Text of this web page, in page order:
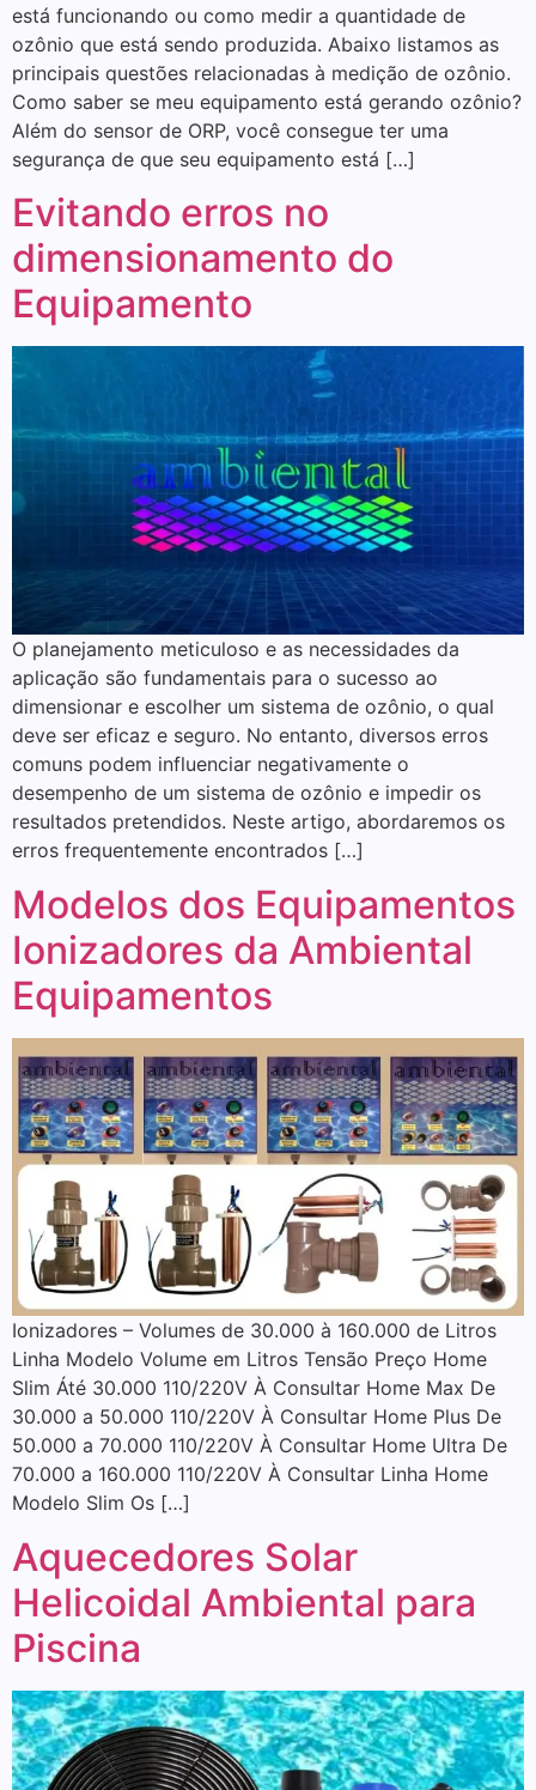
está funcionando ou como medir a quantidade de
ozônio que está sendo produzida. Abaixo listamos as
principais questões relacionadas à medição de ozônio.
Como saber se meu equipamento está gerando ozônio?
Além do sensor de ORP, você consegue ter uma
segurança de que seu equipamento está […]
Evitando erros no
dimensionamento do
Equipamento
O planejamento meticuloso e as necessidades da
aplicação são fundamentais para o sucesso ao
dimensionar e escolher um sistema de ozônio, o qual
deve ser eficaz e seguro. No entanto, diversos erros
comuns podem influenciar negativamente o
desempenho de um sistema de ozônio e impedir os
resultados pretendidos. Neste artigo, abordaremos os
erros frequentemente encontrados […]
Modelos dos Equipamentos
Ionizadores da Ambiental
Equipamentos
Ionizadores – Volumes de 30.000 à 160.000 de Litros
Linha Modelo Volume em Litros Tensão Preço Home
Slim Áté 30.000 110/220V À Consultar Home Max De
30.000 a 50.000 110/220V À Consultar Home Plus De
50.000 a 70.000 110/220V À Consultar Home Ultra De
70.000 a 160.000 110/220V À Consultar Linha Home
Modelo Slim Os […]
Aquecedores Solar
Helicoidal Ambiental para
Piscina